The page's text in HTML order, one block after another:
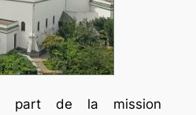
de la mission